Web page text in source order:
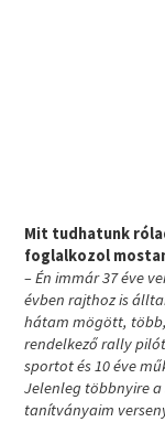
Mit tudhatunk
foglalkozol
– Én immár 37 éve
évben rajthoz is
hátam mögött,
rendelkező rally
sportot és 10 éve
Jelenleg többnyire
tanítványaim